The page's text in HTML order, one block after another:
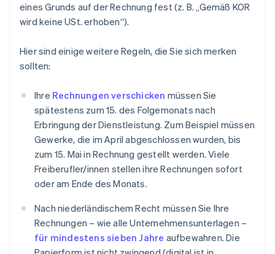
eines Grunds auf der Rechnung fest (z. B. „Gemäß KOR
wird keine USt. erhoben“).
Hier sind einige weitere Regeln, die Sie sich merken
sollten:
Ihre Rechnungen verschicken müssen Sie
spätestens zum 15. des Folgemonats nach
Erbringung der Dienstleistung. Zum Beispiel müssen
Gewerke, die im April abgeschlossen wurden, bis
zum 15. Mai in Rechnung gestellt werden. Viele
Freiberufler/innen stellen ihre Rechnungen sofort
oder am Ende des Monats.
Nach niederländischem Recht müssen Sie Ihre
Rechnungen – wie alle Unternehmensunterlagen –
für mindestens sieben Jahre aufbewahren. Die